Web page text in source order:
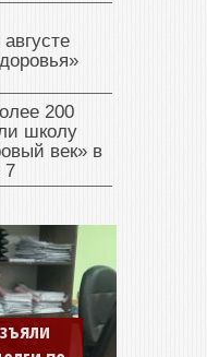
200
школу
век» в
7